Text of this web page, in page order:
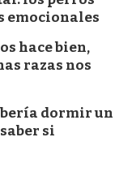
emocionales
hace bien,
razas nos
dormir un
si